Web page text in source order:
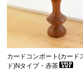
カードコンポート(カード
ド)Nタイプ・赤茶